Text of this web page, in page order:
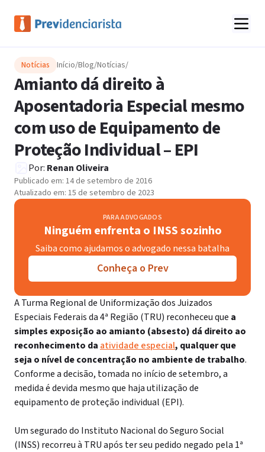
Notícias Início/Blog/Notícias/
Amianto dá direito à
Aposentadoria Especial mesmo
com uso de Equipamento de
Proteção Individual – EPI
Por: Renan Oliveira
Publicado em: 14 de setembro de 2016
Atualizado em: 15 de setembro de 2023
PARA ADVOGADOS
Ninguém enfrenta o INSS sozinho
Saiba como ajudamos o advogado nessa batalha
Conheça o Prev
A Turma Regional de Uniformização dos Juizados
Especiais Federais da 4ª Região (TRU) reconheceu que a
simples exposição ao amianto (absesto) dá direito ao
reconhecimento da atividade especial, qualquer que
seja o nível de concentração no ambiente de trabalho.
Conforme a decisão, tomada no início de setembro, a
medida é devida mesmo que haja utilização de
equipamento de proteção individual (EPI).
Um segurado do Instituto Nacional do Seguro Social
(INSS) recorreu à TRU após ter seu pedido negado pela 1ª